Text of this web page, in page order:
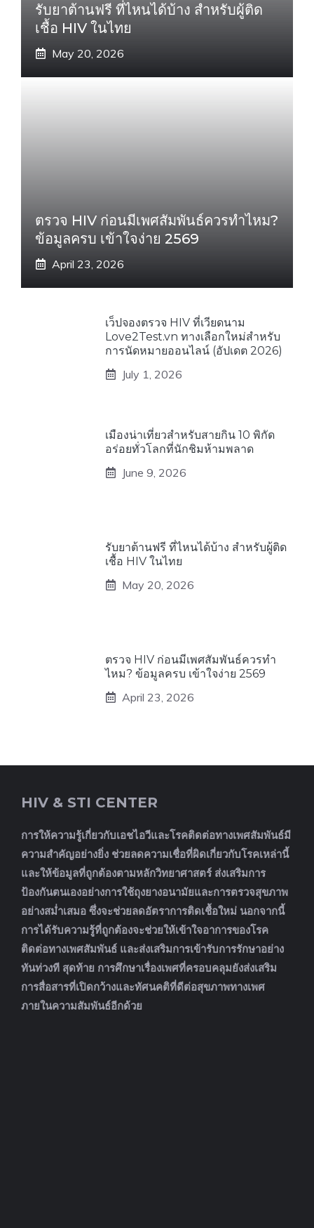
รับยาต้านฟรี ที่ไหนได้บ้าง สำหรับผู้ติด
เชื้อ HIV ในไทย
May 20, 2026
ตรวจ HIV ก่อนมีเพศสัมพันธ์ควรทำไหม?
ข้อมูลครบ เข้าใจง่าย 2569
April 23, 2026
เว็ปจองตรวจ HIV ที่เวียดนาม
Love2Test.vn ทางเลือกใหม่สำหรับ
การนัดหมายออนไลน์ (อัปเดต 2026)
July 1, 2026
เมืองน่าเที่ยวสำหรับสายกิน 10 พิกัด
อร่อยทั่วโลกที่นักชิมห้ามพลาด
June 9, 2026
รับยาต้านฟรี ที่ไหนได้บ้าง สำหรับผู้ติด
เชื้อ HIV ในไทย
May 20, 2026
ตรวจ HIV ก่อนมีเพศสัมพันธ์ควรทำ
ไหม? ข้อมูลครบ เข้าใจง่าย 2569
April 23, 2026
HIV & STI CENTER
การให้ความรู้เกี่ยวกับเอชไอวีและโรคติดต่อทางเพศสัมพันธ์มี
ความสำคัญอย่างยิ่ง ช่วยลดความเชื่อที่ผิดเกี่ยวกับโรคเหล่านี้
และให้ข้อมูลที่ถูกต้องตามหลักวิทยาศาสตร์ ส่งเสริมการ
ป้องกันตนเองอย่างการใช้ถุงยางอนามัยและการตรวจสุขภาพ
อย่างสม่ำเสมอ ซึ่งจะช่วยลดอัตราการติดเชื้อใหม่ นอกจากนี้
การได้รับความรู้ที่ถูกต้องจะช่วยให้เข้าใจอาการของโรค
ติดต่อทางเพศสัมพันธ์ และส่งเสริมการเข้ารับการรักษาอย่าง
ทันท่วงที สุดท้าย การศึกษาเรื่องเพศที่ครอบคลุมยังส่งเสริม
การสื่อสารที่เปิดกว้างและทัศนคติที่ดีต่อสุขภาพทางเพศ
ภายในความสัมพันธ์อีกด้วย